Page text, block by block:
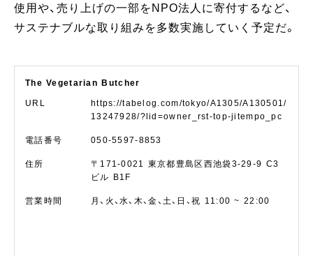
使用や、売り上げの一部をNPO法人に寄付するなど、
サステナブルな取り組みを多数実施していく予定だ。
The Vegetarian Butcher
URL
https://tabelog.com/tokyo/A1305/A130501/
13247928/?lid=owner_rst-top-jitempo_pc
電話番号 050-5597-8853
住所 〒171-0021 東京都豊島区西池袋3-29-9 C3
ビル B1F
営業時間 月、火、水、木、金、土、日、祝 11:00 ~ 22:00